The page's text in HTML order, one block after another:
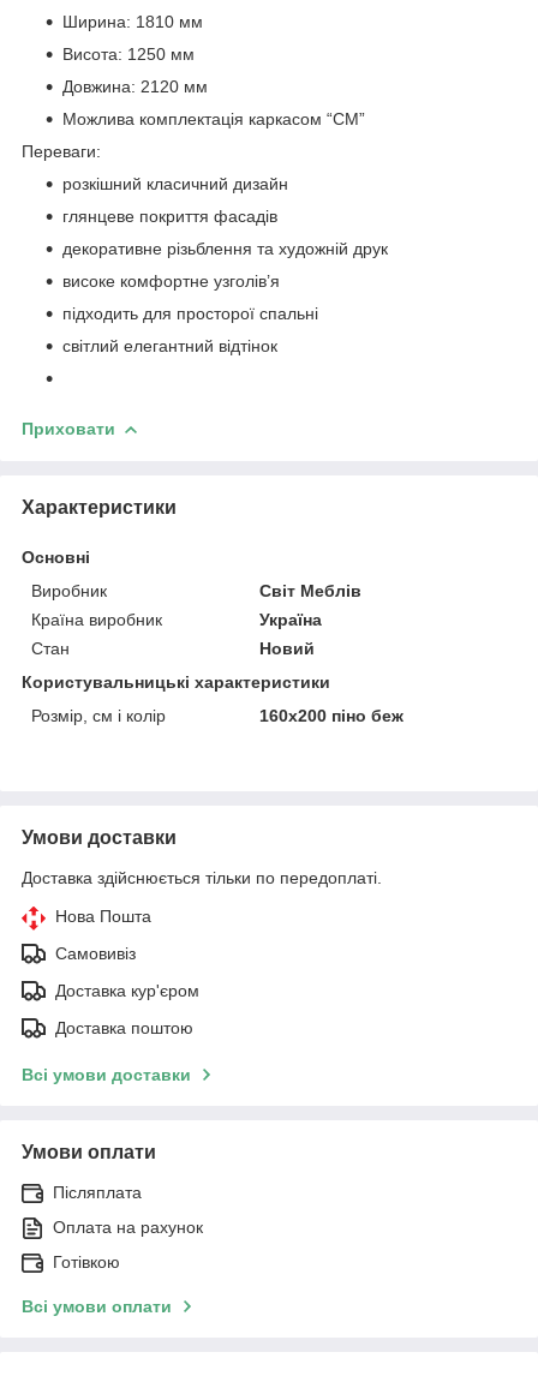
Ширина: 1810 мм
Висота: 1250 мм
Довжина: 2120 мм
Можлива комплектація каркасом “СМ”
Переваги:
розкішний класичний дизайн
глянцеве покриття фасадів
декоративне різьблення та художній друк
високе комфортне узголів’я
підходить для просторої спальні
світлий елегантний відтінок
Приховати
Характеристики
Основні
Виробник
Світ Меблів
Країна виробник
Україна
Стан
Новий
Користувальницькі характеристики
Розмір, см і колір
160х200 піно беж
Умови доставки
Доставка здійснюється тільки по передоплаті.
Нова Пошта
Самовивіз
Доставка кур'єром
Доставка поштою
Всі умови доставки
Умови оплати
Післяплата
Оплата на рахунок
Готівкою
Всі умови оплати